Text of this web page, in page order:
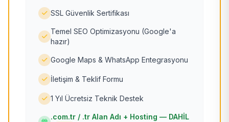
SSL Güvenlik Sertifikası
Temel SEO Optimizasyonu (Google'a
hazır)
Google Maps & WhatsApp Entegrasyonu
İletişim & Teklif Formu
1 Yıl Ücretsiz Teknik Destek
.com.tr / .tr Alan Adı + Hosting — DAHİL